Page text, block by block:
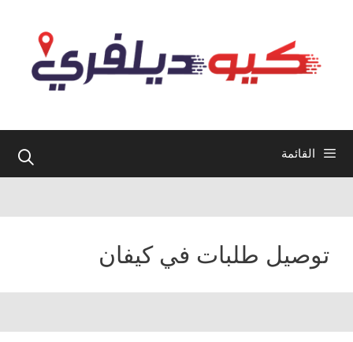
القائمة
توصيل طلبات في كيفان